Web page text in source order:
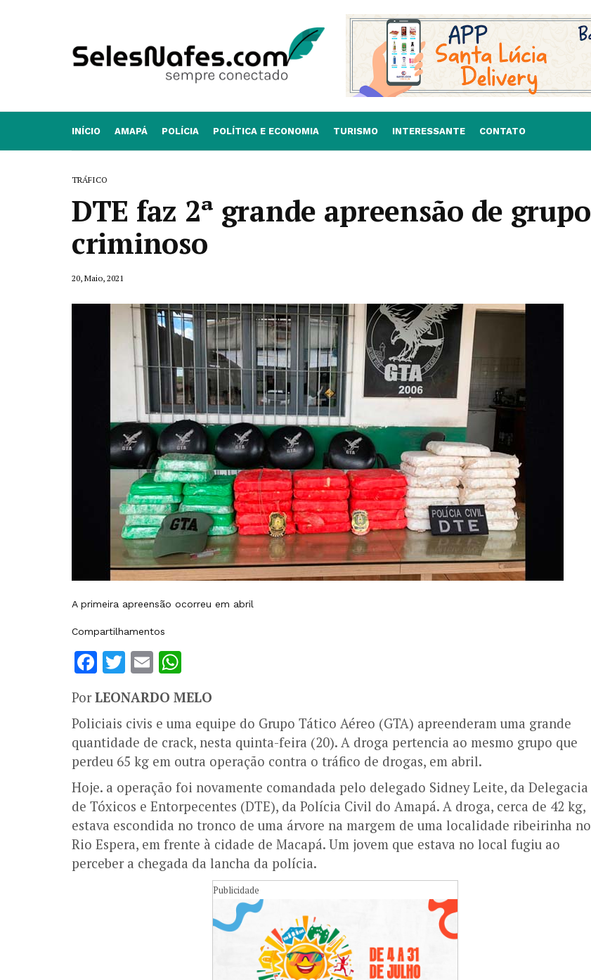
INÍCIO AMAPÁ POLÍCIA POLÍTICA E ECONOMIA TURISMO INTERESSANTE CONTATO
TRÁFICO
DTE faz 2ª grande apreensão de grupo
criminoso
20, Maio, 2021
A primeira apreensão ocorreu em abril
Compartilhamentos
Facebook
Twitter
Email
PorLEONARDO MELO
Policiais civis e uma equipe do Grupo Tático Aéreo (GTA) apreenderam uma grande
quantidade de crack, nesta quinta-feira (20). A droga pertencia ao mesmo grupo que
perdeu 65 kg em outra operação contra o tráfico de drogas, em abril.
Hoje. a operação foi novamente comandada pelo delegado Sidney Leite, da Delegacia
de Tóxicos e Entorpecentes (DTE), da Polícia Civil do Amapá. A droga, cerca de 42 kg,
estava escondida no tronco de uma árvore na margem de uma localidade ribeirinha no
Rio Espera, em frente à cidade de Macapá. Um jovem que estava no local fugiu ao
perceber a chegada da lancha da polícia.
Publicidade